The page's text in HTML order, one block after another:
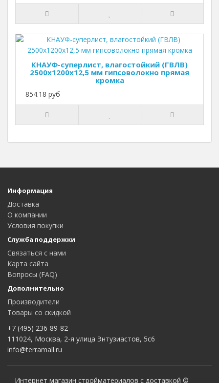
КНАУФ-суперлист, влагостойкий (ГВЛВ)
2500х1200х12,5 мм гипсоволокно прямая
кромка
854.18 руб
Информация
Доставка
О компании
Условия покупки
Служба поддержки
Связаться с нами
Карта сайта
Вопросы (FAQ)
Дополнительно
Производители
Товары со скидкой
+7 (495) 236-89-82
111024, Москва, 2-я улица Энтузиастов, 5с6
info@terramall.ru
Интернет магазин стройматериалов с доставкой ©